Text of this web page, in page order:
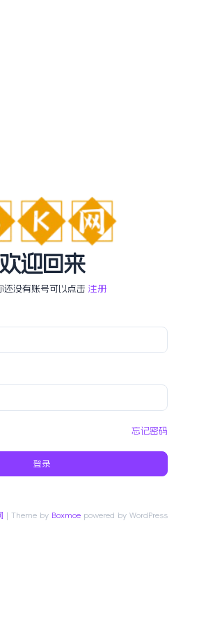
欢迎回来
还没有账号可以点击 注册
忘记密码
登录
| Theme by Boxmoepowered by WordPress